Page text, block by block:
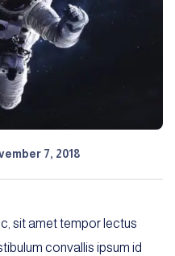
7, 2018
sit amet tempor lectus
convallis ipsum id